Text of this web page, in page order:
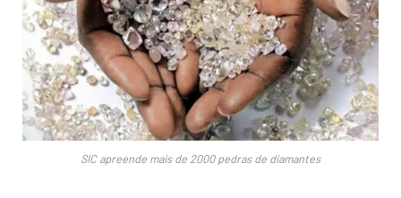
SIC apreende mais de 2000 pedras de diamantes